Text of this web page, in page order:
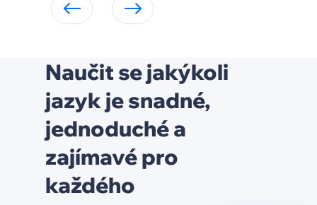
Naučit se jakýkoli
jazyk je snadné,
jednoduché a
zajímavé pro
každého